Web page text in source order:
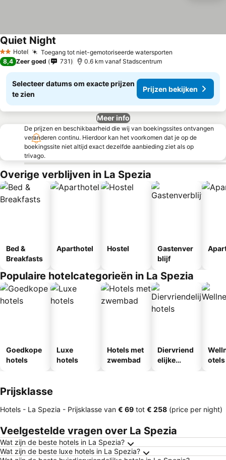
2 Sterren
Hotel Toegang tot niet-gemotoriseerde watersporten
Quiet Night
8,4 Zeer goed 731 0.6 km vanaf Stadscentrum
Selecteer datums om exacte prijzen
te zien
Prijzen bekijken
Meer info
De prijzen en beschikbaarheid die wij van boekingssites ontvangen
veranderen continu. Hierdoor kan het voorkomen dat je op de
boekingssite niet altijd exact dezelfde aanbieding ziet als op
trivago.
Overige verblijven in La Spezia
Bed &
Breakfasts
Aparthotel Hostel
Gastenver
blijf
Populaire hotelcategorieën in La Spezia
Goedkope
hotels
Luxe
hotels
Hotels met
zwembad
Diervriend
elijke
otels
Prijsklasse
Hotels - La Spezia - Prijsklasse van ‎€ 69 tot ‎€ 258 (price per night)
Veelgestelde vragen over La Spezia
Wat zijn de beste hotels in La Spezia?
Wat zijn de beste luxe hotels in La Spezia?